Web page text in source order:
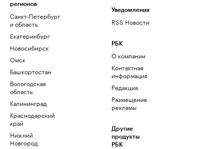
регионов
Санкт-Петербург
и область
Екатеринбург
Новосибирск
Омск
Башкортостан
Вологодская
область
Калининград
Краснодарский
край
Нижний
Новгород
Уведомления
RSS Новости
РБК
О компании
Контактная
информация
Редакция
Размещение
рекламы
Другие
продукты
РБК